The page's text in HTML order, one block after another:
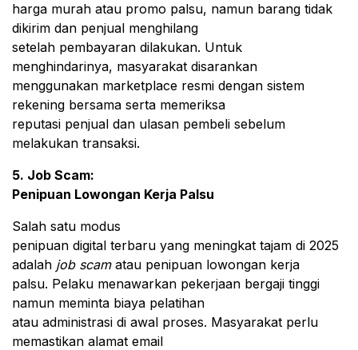
harga murah atau promo palsu, namun barang tidak
dikirim dan penjual menghilang
setelah pembayaran dilakukan. Untuk
menghindarinya, masyarakat disarankan
menggunakan marketplace resmi dengan sistem
rekening bersama serta memeriksa
reputasi penjual dan ulasan pembeli sebelum
melakukan transaksi.
5. Job Scam:
Penipuan Lowongan Kerja Palsu
Salah satu modus
penipuan digital terbaru yang meningkat tajam di 2025
adalah job scamatau penipuan lowongan kerja
palsu. Pelaku menawarkan pekerjaan bergaji tinggi
namun meminta biaya pelatihan
atau administrasi di awal proses. Masyarakat perlu
memastikan alamat email